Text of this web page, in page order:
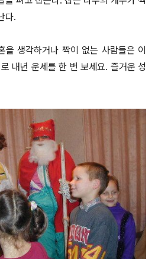
다.
을 생각하거나 짝이 없는 사람들은 이
내년 운세를 한 번 보세요. 즐거운 성